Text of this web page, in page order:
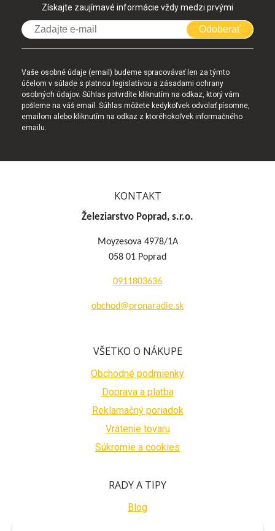
Získajte zaujímavé informácie vždy medzi prvými
Odoberať
Vaše osobné údaje (email) budeme spracovávať len za týmto
účelom v súlade s platnou legislatívou a zásadami ochrany
osobných údajov. Súhlas potvrdíte kliknutím na odkaz, ktorý vám
pošleme na váš email. Súhlas môžete kedykoľvek odvolať písomne,
emailom alebo kliknutím na odkaz z ktoréhokoľvek informačného
emailu.
KONTAKT
Železiarstvo Poprad, s.r.o.
Moyzesova 4978/1A
058 01 Poprad
0911803636
obchod@pronaradie.sk
VŠETKO O NÁKUPE
Obchodné podmienky
Doprava a platba
Reklamačný poriadok
Vrátenie tovaru
Súkromie a cookies
RADY A TIPY
Blog